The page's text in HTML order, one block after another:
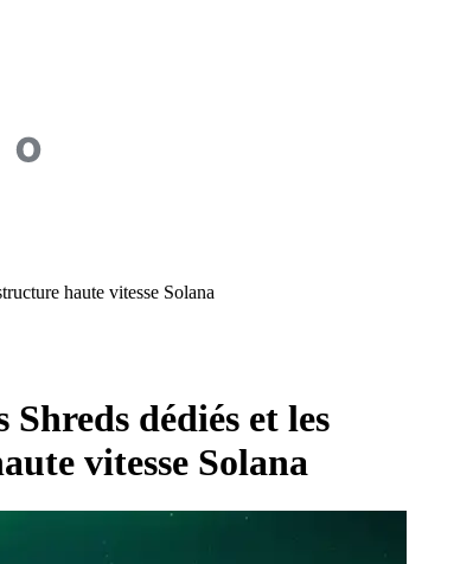
haute vitesse Solana
dédiés et les
vitesse Solana